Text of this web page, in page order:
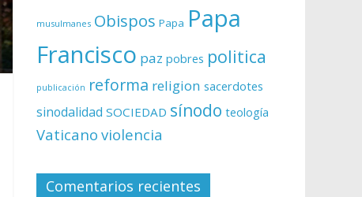
musulmanes Obispos Papa Papa
Francisco paz pobres politica
publicación reforma religion sacerdotes
sinodalidad SOCIEDAD sínodo teología
Vaticano violencia
Comentarios recientes